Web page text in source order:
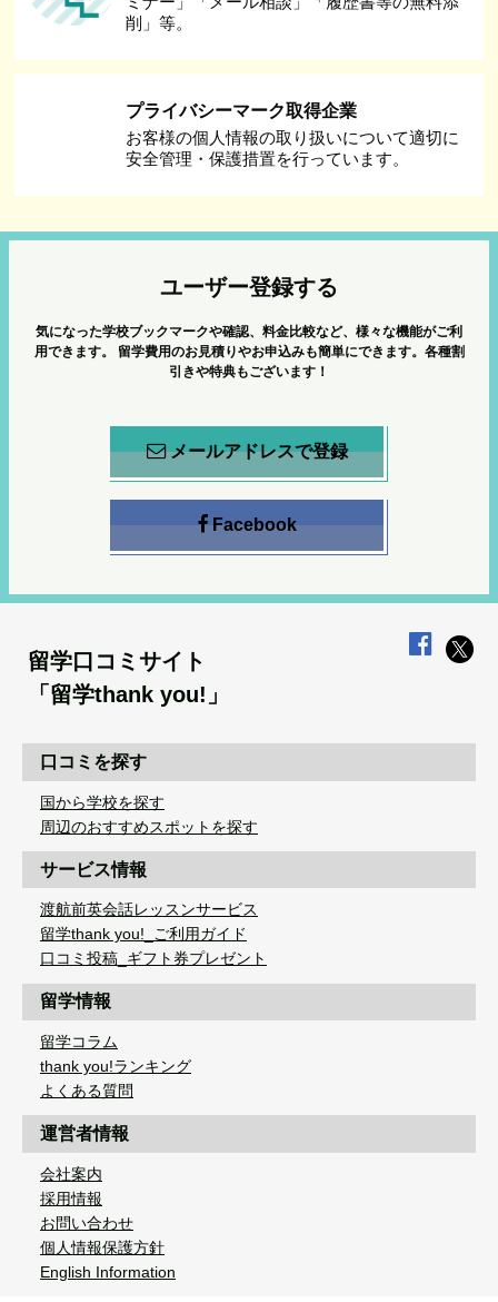
削」等。
プライバシーマーク取得企業
お客様の個人情報の取り扱いについて適切に
安全管理・保護措置を行っています。
ユーザー登録する
気になった学校ブックマークや確認、料金比較など、様々な機能がご利
用できます。
留学費用のお見積りやお申込みも簡単にできます。各種割
引きや特典もございます！
メールアドレスで登録
Facebook
留学口コミサイト
「留学thank you!」
口コミを探す
国から学校を探す
周辺のおすすめスポットを探す
サービス情報
渡航前英会話レッスンサービス
留学thank you!_ご利用ガイド
口コミ投稿_ギフト券プレゼント
留学情報
留学コラム
thank you!ランキング
よくある質問
運営者情報
会社案内
採用情報
お問い合わせ
個人情報保護方針
English Information